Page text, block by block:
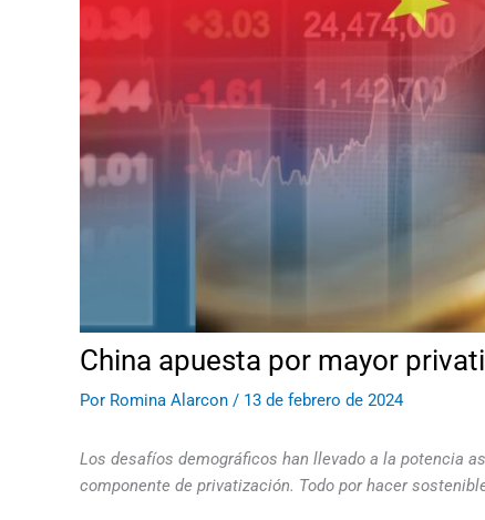
China apuesta por mayor
Por Romina Alarcon / 13 de febrero de 2024
Los desafíos demográficos han llevado a la potencia
componente de privatización. Todo por hacer